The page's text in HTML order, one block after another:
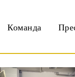
Команда